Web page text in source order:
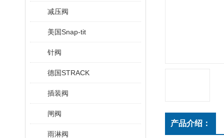
减压阀
美国Snap-tit
针阀
德国STRACK
插装阀
闸阀
雨淋阀
产品介绍：